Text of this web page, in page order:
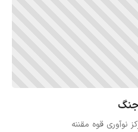
جنگ
نوآوری قوه مقننه